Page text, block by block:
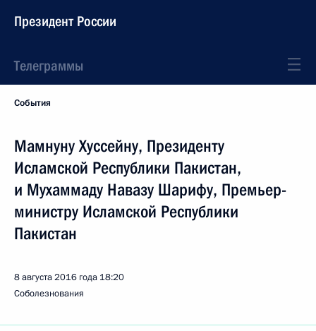
Президент России
Телеграммы
События
Мамнуну Хуссейну, Президенту
Исламской Республики Пакистан,
и Мухаммаду Навазу Шарифу, Премьер-
министру Исламской Республики
Пакистан
8 августа 2016 года 18:20
Соболезнования